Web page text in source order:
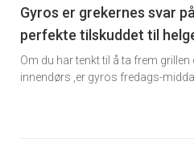
6
Gyros er grekernes svar
perfekte tilskuddet til
Om du har tenkt til å ta frem grillen
innendørs ,er gyros fredags-